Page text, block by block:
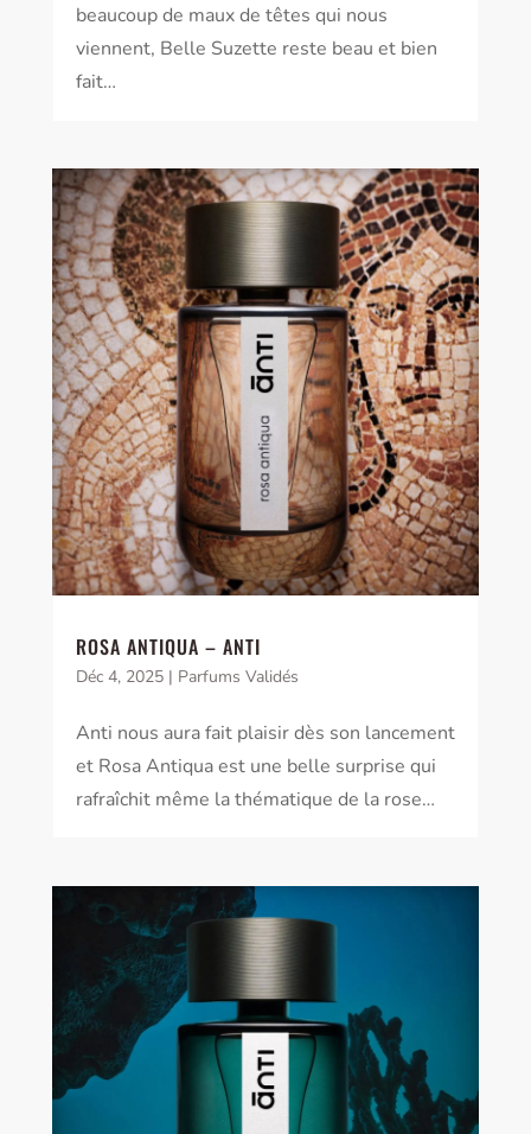
beaucoup de maux de têtes qui nous
viennent, Belle Suzette reste beau et bien
fait…
ROSA ANTIQUA – ANTI
Déc 4, 2025| Parfums Validés
Anti nous aura fait plaisir dès son lancement
et Rosa Antiqua est une belle surprise qui
rafraîchit même la thématique de la rose…